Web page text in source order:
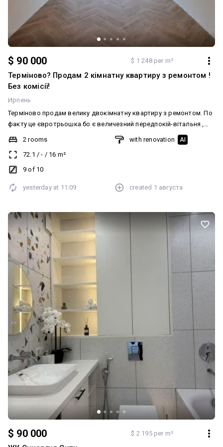
$ 90 000 $ 1 248 per m²
Терміново? Продам 2 кімнатну квартиру з ремонтом !
Без комісії!
Ирпень
Терміново продам велику двокімнатну квартиру з ремонтом. По
факту це євротрьошка бо є величезний передпокій-вітальня ,
велика кухня і дві окремі спальні. Відокремлені санвузли,
газове. Можливий безготівковий розрахунок. Дзвоніть - покажу
в зручний вам день! Додатково: Санвузол: 2 і більше. Система
2 rooms
72.1 /- / 16 m²
9 of 10
with renovation AI
yesterday at 11:09 created 1 августа
$ 90 000 $ 2 195 per m²